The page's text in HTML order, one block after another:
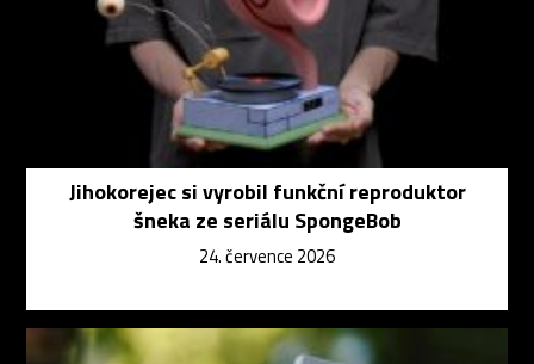
Jihokorejec si vyrobil funkční reproduktor
šneka ze seriálu SpongeBob
24. července 2026